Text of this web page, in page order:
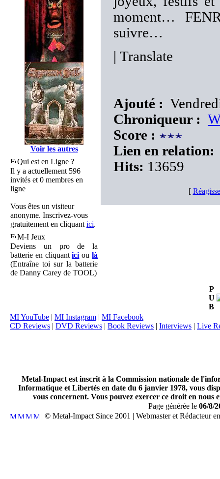
Voir les autres
Qui est en Ligne ?
Il y a actuellement 596
invités et 0 membres en
ligne
Vous êtes un visiteur
anonyme. Inscrivez-vous
gratuitement en cliquant ici.
M-I Jeux
Deviens un pro de la
batterie en cliquantici oulà
(Entraîne toi sur la batterie
de Danny Carey de TOOL)
moment…
suivre…
| Translate
Ajouté :
Chroniqueur :
Score :
Lien en relation:
Hits: 13659
[
P
U
B
MI YouTube | MI Instagram | MI Facebook
CD Reviews | DVD Reviews | Book Reviews | Interviews | Live
Metal-Impact est inscrit à la Commission nationale de
Informatique et Libertés en date du 6 janvier 1978, vous
vous concernent. Vous pouvez exercer ce droit en
Page générée le 06/8/
| © Metal-Impact Since 2001 | Webmaster et Rédacteur